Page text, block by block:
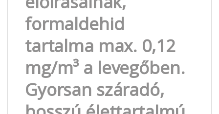
formaldehid
tartalma max. 0,12
mg/m³ a levegőben.
Gyorsan száradó,